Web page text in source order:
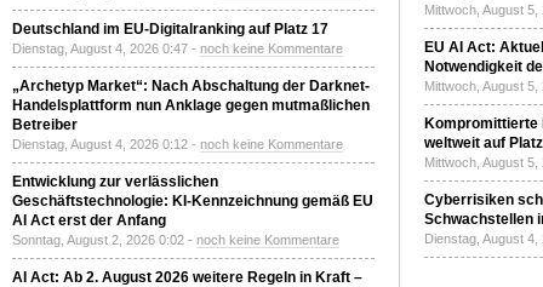
Deutschland im EU-Digitalranking auf Platz 17
Dienstag, August 4, 2026 0:47 - noch keine Kommentare
„Archetyp Market“: Nach Abschaltung der Darknet-
Handelsplattform nun Anklage gegen mutmaßlichen
Betreiber
Dienstag, August 4, 2026 0:12 - noch keine Kommentare
Entwicklung zur verlässlichen
Geschäftstechnologie: KI-Kennzeichnung gemäß EU
AI Act erst der Anfang
Sonntag, August 2, 2026 0:02 - noch keine Kommentare
AI Act: Ab 2. August 2026 weitere Regeln in Kraft –
Mittwoch, August
EU AI Act:
Notwendigkeit
Mittwoch, August
Kompromittierte
weltweit auf
Mittwoch, August
Cyberrisiken
Schwachstellen
Dienstag, August